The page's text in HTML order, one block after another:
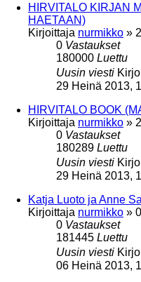
HIRVITALO KIRJAN
HAETAAN)
Kirjoittaja nurmikko »
0 Vastaukset
180000 Luettu
Uusin viesti
29 Heinä 2013,
HIRVITALO BOOK
Kirjoittaja nurmikko »
0 Vastaukset
180289 Luettu
Uusin viesti
29 Heinä 2013,
Katja Luoto ja Anne
Kirjoittaja nurmikko »
0 Vastaukset
181445 Luettu
Uusin viesti
06 Heinä 2013,